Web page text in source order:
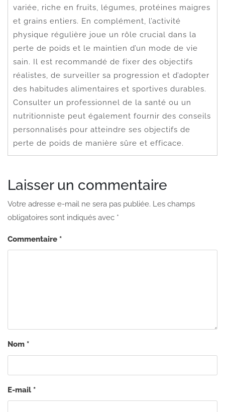
variée, riche en fruits, légumes, protéines maigres
et grains entiers. En complément, l’activité
physique régulière joue un rôle crucial dans la
perte de poids et le maintien d’un mode de vie
sain. Il est recommandé de fixer des objectifs
réalistes, de surveiller sa progression et d’adopter
des habitudes alimentaires et sportives durables.
Consulter un professionnel de la santé ou un
nutritionniste peut également fournir des conseils
personnalisés pour atteindre ses objectifs de
perte de poids de manière sûre et efficace.
Laisser un commentaire
Votre adresse e-mail ne sera pas publiée. Les champs
obligatoires sont indiqués avec *
Commentaire *
Nom *
E-mail *